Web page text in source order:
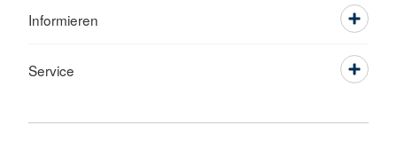
Informieren
Service